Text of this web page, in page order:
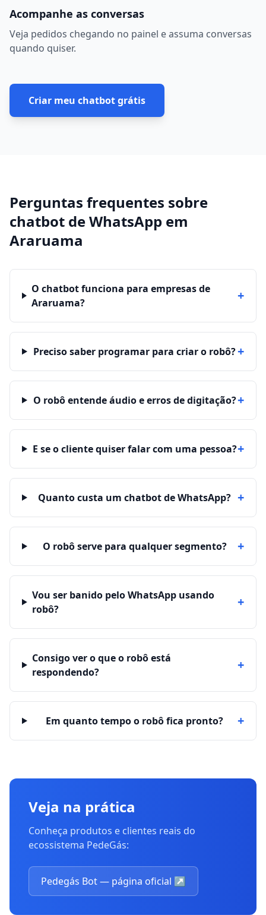
Acompanhe as conversas
Veja pedidos chegando no painel e assuma conversas
quando quiser.
Criar meu chatbot grátis
Perguntas frequentes sobre
chatbot de WhatsApp em
Araruama
O chatbot funciona para empresas de
Araruama?
+
Preciso saber programar para criar o robô?+
O robô entende áudio e erros de digitação?+
E se o cliente quiser falar com uma pessoa?+
Quanto custa um chatbot de WhatsApp? +
O robô serve para qualquer segmento? +
Vou ser banido pelo WhatsApp usando
robô?
+
Consigo ver o que o robô está
respondendo?
+
Em quanto tempo o robô fica pronto? +
Veja na prática
Conheça produtos e clientes reais do
ecossistema PedeGás:
Pedegás Bot — página oficial ↗